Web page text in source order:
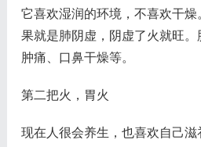
它喜欢湿润的环境，不喜欢干
果就是肺阴虚，阴虚了火就旺
肿痛、口鼻干燥等。
第二把火，胃火
现在人很会养生，也喜欢自己